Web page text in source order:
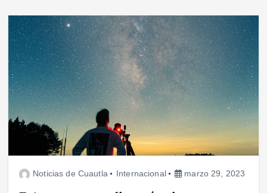
Noticias de Cuautla Internacional marzo 29, 2023